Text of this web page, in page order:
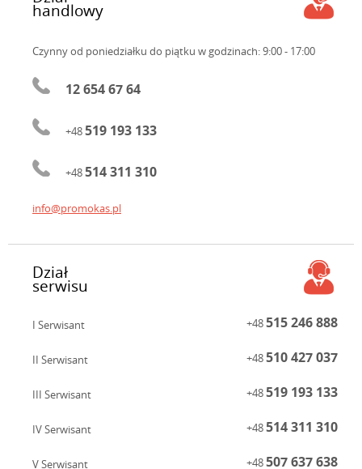
handlowy
Czynny od poniedziałku do piątku w godzinach: 9:00 - 17:00
12 654 67 64
+48519 193 133
+48514 311 310
info@promokas.pl
Dział
serwisu
I Serwisant +48515 246 888
II Serwisant +48510 427 037
III Serwisant +48519 193 133
IV Serwisant +48514 311 310
V Serwisant +48507 637 638